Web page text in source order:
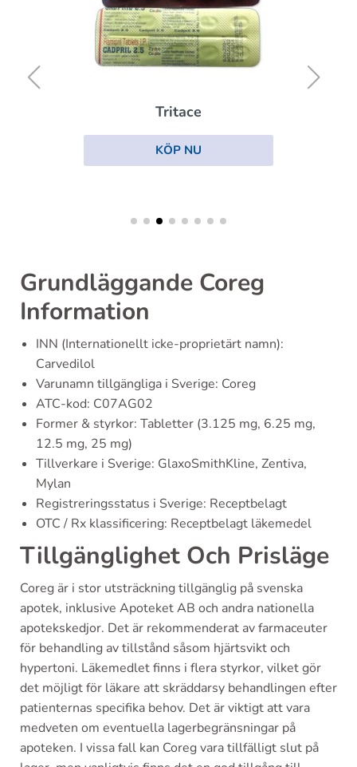
Tritace
KÖP NU
Grundläggande Coreg
Information
INN (Internationellt icke-proprietärt namn):
Carvedilol
Varunamn tillgängliga i Sverige: Coreg
ATC-kod: C07AG02
Former & styrkor: Tabletter (3.125 mg, 6.25 mg,
12.5 mg, 25 mg)
Tillverkare i Sverige: GlaxoSmithKline, Zentiva,
Mylan
Registreringsstatus i Sverige: Receptbelagt
OTC / Rx klassificering: Receptbelagt läkemedel
Tillgänglighet Och Prisläge
Coreg är i stor utsträckning tillgänglig på svenska
apotek, inklusive Apoteket AB och andra nationella
apotekskedjor. Det är rekommenderat av farmaceuter
för behandling av tillstånd såsom hjärtsvikt och
hypertoni. Läkemedlet finns i flera styrkor, vilket gör
det möjligt för läkare att skräddarsy behandlingen efter
patienternas specifika behov. Det är viktigt att vara
medveten om eventuella lagerbegränsningar på
apoteken. I vissa fall kan Coreg vara tillfälligt slut på